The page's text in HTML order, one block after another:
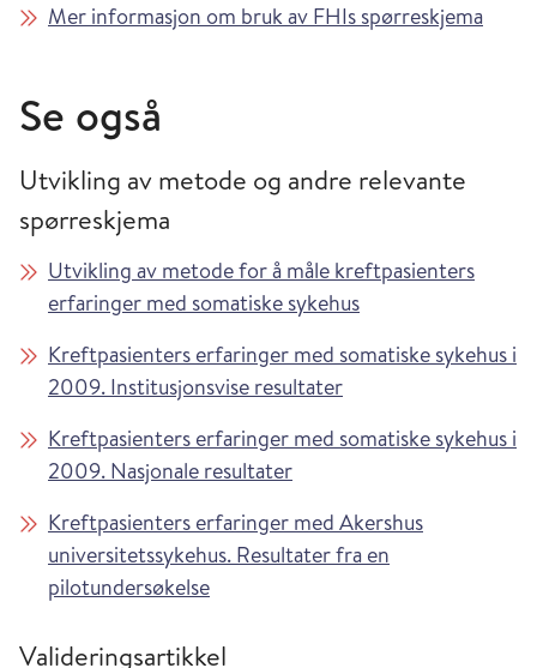
Mer informasjon om bruk av FHIs spørreskjema
Se også
Utvikling av metode og andre relevante
spørreskjema
Utvikling av metode for å måle kreftpasienters
erfaringer med somatiske sykehus
Kreftpasienters erfaringer med somatiske sykehus i
2009. Institusjonsvise resultater
Kreftpasienters erfaringer med somatiske sykehus i
2009. Nasjonale resultater
Kreftpasienters erfaringer med Akershus
universitetssykehus. Resultater fra en
pilotundersøkelse
Valideringsartikkel